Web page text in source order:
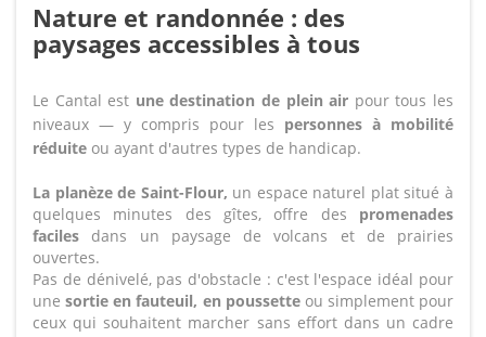
Nature et randonnée : des
paysages accessibles à tous
Le Cantal est une destination de plein air pour tous les
niveaux — y compris pour les personnes à mobilité
réduite ou ayant d'autres types de handicap.
La planèze de Saint-Flour, un espace naturel plat situé à
quelques minutes des gîtes, offre des promenades
faciles dans un paysage de volcans et de prairies
ouvertes.
Pas de dénivelé, pas d'obstacle : c'est l'espace idéal pour
unesortie en fauteuil, en poussette ou simplement pour
ceux qui souhaitent marcher sans effort dans un cadre